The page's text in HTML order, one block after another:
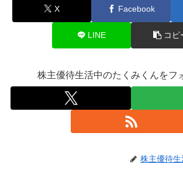
X Facebook
LINE コピ
株主優待生活中のたくみくんをフ
株主優待